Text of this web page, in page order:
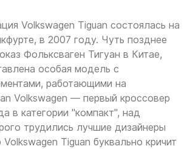
Volkswagen Tiguan состоялась на
в 2007 году. Чуть позднее
Фольксваген Тигуан в Китае,
особая модель с
работающими на
Volkswagen — первый кроссовер
в категории "компакт", над
трудились лучшие дизайнеры
Tiguan буквально кричит